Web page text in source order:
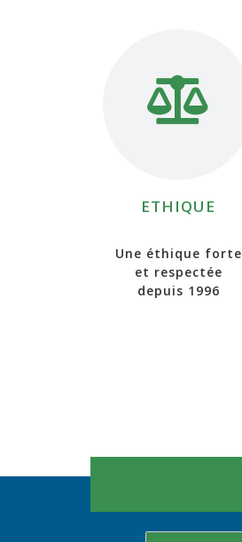
ETHIQUE
Une éthique forte
et respectée
depuis 1996